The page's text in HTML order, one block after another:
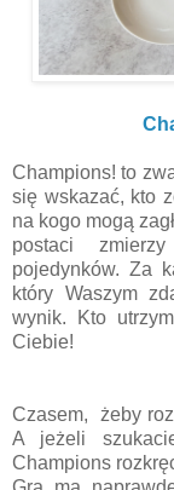
Champions! to
się wskazać, kto
na kogo mogą
postaci
pojedynków. Za
który Waszym
wynik. Kto
Ciebie!
Czasem, żeby
A jeżeli
Champions